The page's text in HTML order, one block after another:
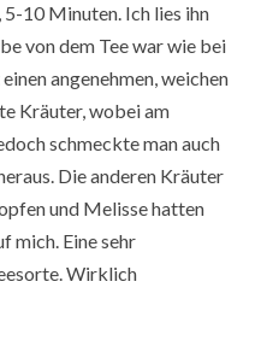
10 Minuten. Ich lies ihn
von dem Tee war wie bei
angenehmen, weichen
Kräuter, wobei am
schmeckte man auch
Die anderen Kräuter
und Melisse hatten
mich. Eine sehr
Wirklich